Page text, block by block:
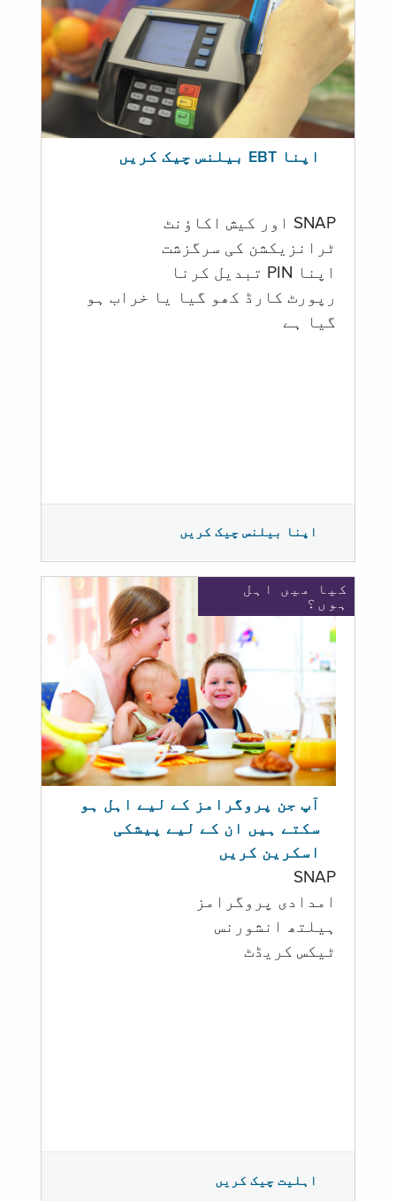
اپنا EBT بیلنس چیک کریں
SNAP اور کیش اکاؤنٹ
ٹرانزیکشن کی سرگزشت
اپنا PIN تبدیل کرنا
رپورٹ کارڈ کھو گیا یا خراب ہو
گيا ہے
اپنا بیلنس چیک کریں
کیا میں اہل
ہوں؟
آپ جن پروگرامز کے لیے اہل ہو
سکتے ہیں ان کے لیے پیشکی
اسکرین کریں
SNAP
امدادی پروگرامز
‏ہیلتھ انشورنس
ٹیکس کریڈٹ
اہلیت چیک کریں